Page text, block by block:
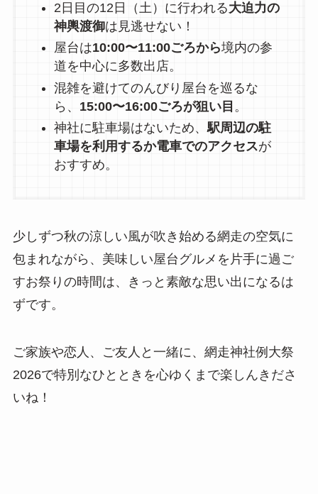
2日目の12日（土）に行われる大迫力の
神輿渡御は見逃せない！
屋台は10:00〜11:00ごろから境内の参
道を中心に多数出店。
混雑を避けてのんびり屋台を巡るな
ら、 15:00〜16:00ごろが狙い目 。
神社に駐車場はないため、駅周辺の駐
車場を利用するか電車でのアクセスが
おすすめ。
少しずつ秋の涼しい風が吹き始める網走の空気に
包まれながら、美味しい屋台グルメを片手に過ご
すお祭りの時間は、きっと素敵な思い出になるは
ずです。
ご家族や恋人、ご友人と一緒に、網走神社例大祭
2026で特別なひとときを心ゆくまで楽しんきださ
いね！